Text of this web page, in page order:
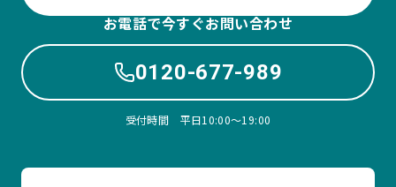
お電話で今すぐお問い合わせ
0120-677-989
受付時間 平日10:00〜19:00